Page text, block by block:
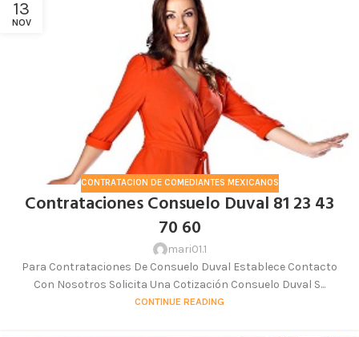
13
NOV
CONTRATACION DE COMEDIANTES MEXICANOS
Contrataciones Consuelo Duval 81 23 43
70 60
mari01.1
Para Contrataciones De Consuelo Duval Establece Contacto
Con Nosotros Solicita Una Cotización Consuelo Duval S...
CONTINUE READING